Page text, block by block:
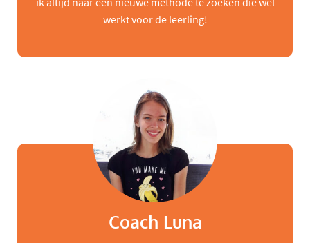
werkt voor de leerling!
Coach Luna